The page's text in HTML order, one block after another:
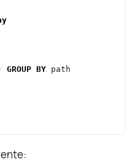
GROUP BY path